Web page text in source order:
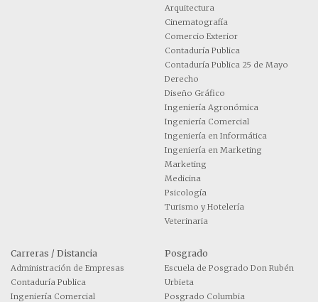
Arquitectura
Cinematografía
Comercio Exterior
Contaduría Publica
Contaduría Publica 25 de Mayo
Derecho
Diseño Gráfico
Ingeniería Agronómica
Ingeniería Comercial
Ingeniería en Informática
Ingeniería en Marketing
Marketing
Medicina
Psicología
Turismo y Hotelería
Veterinaria
Carreras / Distancia
Administración de Empresas
Contaduría Publica
Ingeniería Comercial
Posgrado
Escuela de Posgrado Don Rubén
Urbieta
Posgrado Columbia